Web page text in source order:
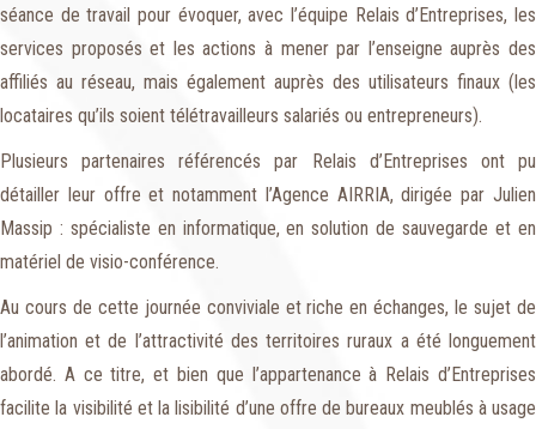
séance de travail pour évoquer, avec l’équipe Relais d’Entreprises, les
services proposés et les actions à mener par l’enseigne auprès des
affiliés au réseau, mais également auprès des utilisateurs finaux (les
locataires qu’ils soient télétravailleurs salariés ou entrepreneurs).
Plusieurs partenaires référencés par Relais d’Entreprises ont pu
détailler leur offre et notamment l’Agence AIRRIA, dirigée par Julien
Massip : spécialiste en informatique, en solution de sauvegarde et en
matériel de visio-conférence.
Au cours de cette journée conviviale et riche en échanges, le sujet de
l’animation et de l’attractivité des territoires ruraux a été longuement
abordé. A ce titre, et bien que l’appartenance à Relais d’Entreprises
facilite la visibilité et la lisibilité d’une offre de bureaux meublés à usage